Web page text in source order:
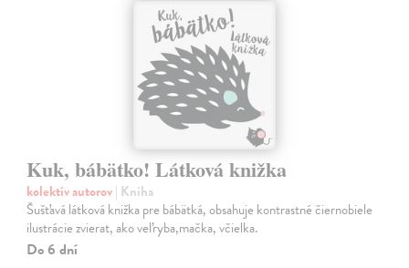
Kuk, bábätko! Látková knižka
kolektív autorov| Kniha
Šušťavá látková knižka pre bábätká, obsahuje kontrastné čiernobiele
ilustrácie zvierat, ako veľryba,mačka, včielka.
Do 6 dní